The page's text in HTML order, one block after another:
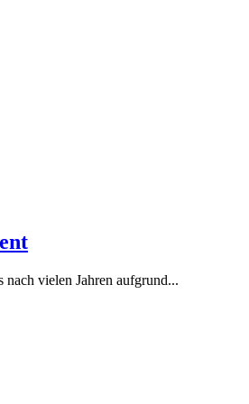
vielen Jahren aufgrund...